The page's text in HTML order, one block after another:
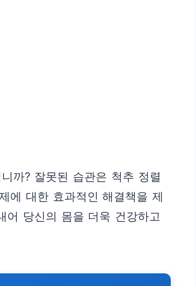
까? 잘못된 습관은 척추 정렬
에 대한 효과적인 해결책을 제
어 당신의 몸을 더욱 건강하고